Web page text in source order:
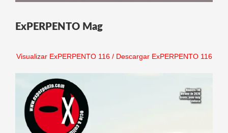
ExPERPENTO Mag
Visualizar ExPERPENTO 116/ Descargar ExPERPENTO 116